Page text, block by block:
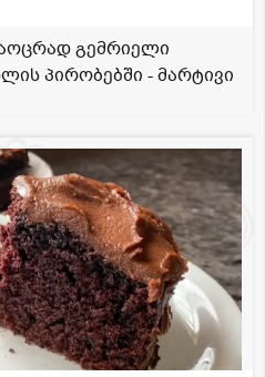
გემრიელი
პირობებში - მარტივი